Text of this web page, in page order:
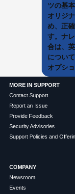
ツの基
オリジ
め、正
す。ナ
合は、
につい
オプシ
MORE IN SUPPORT
Contact Support
Report an Issue
Provide Feedback
Security Advisories
Support Policies and
COMPANY
Newsroom
Events